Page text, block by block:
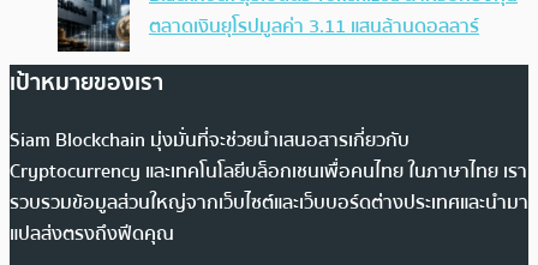
ตลาดเงินยุโรปมูลค่า 3.11 แสนล้านดอลลาร์
เป้าหมายของเรา
Siam Blockchain มุ่งมั่นที่จะช่วยนำเสนอสารเกี่ยวกับ
Cryptocurrency และเทคโนโลยีบล็อกเชนเพื่อคนไทย ในภาษาไทย เรา
รวบรวมข้อมูลส่วนใหญ่จากเว็บไซต์และเว็บบอร์ดต่างประเทศและนำมา
แปลส่งตรงถึงฟีดคุณ